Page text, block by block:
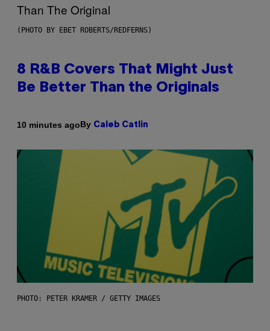
(PHOTO BY EBET ROBERTS/REDFERNS)
8 R&B Covers That Might Just
Be Better Than the Originals
10 minutes agoBy Caleb Catlin
PHOTO: PETER KRAMER / GETTY IMAGES